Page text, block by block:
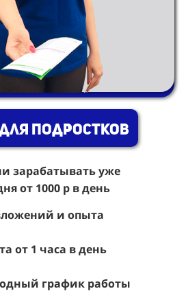
подростков
зарабатывать уже
от 1000 р в день
и опыта
от 1 часа в день
график работы